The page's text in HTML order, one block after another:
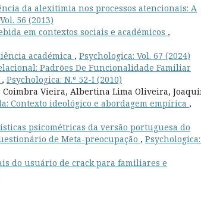
da alexitimia nos processos atencionais: A
56 (2013)
em contextos sociais e académicos ,
académica , Psychologica: Vol. 67 (2024)
Padrões De Funcionalidade Familiar
, Psychologica: N.º 52-I (2010)
Vieira, Albertina Lima Oliveira,
Contexto ideológico e abordagem empírica ,
psicométricas da versão portuguesa do
de Meta-preocupação , Psychologica:
do usuário de crack para familiares e